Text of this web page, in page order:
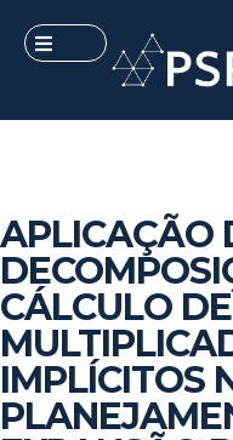
APLICAÇÃO
CÁLCULO DE
IMPLÍCITOS